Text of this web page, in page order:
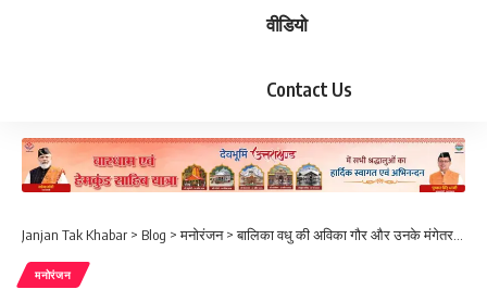
वीडियो
Contact Us
Janjan Tak Khabar > Blog >मनोरंजन>बालिका वधु की अविका गौर और उनके मंगेतर मिलिंद चंदवानी ने कलर्स के नए रियलिटी शो ‘पति पत्नी और पंगा’ के लिए कहा ‘हां!’
मनोरंजन